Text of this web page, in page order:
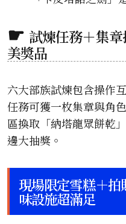
試煉任務＋集
美獎品
六大部族試煉包含操作
任務可獲一枚集章與角
區換取「納塔龍眾餅乾
邊大抽獎。
現場限定雪糕＋
味設施超滿足